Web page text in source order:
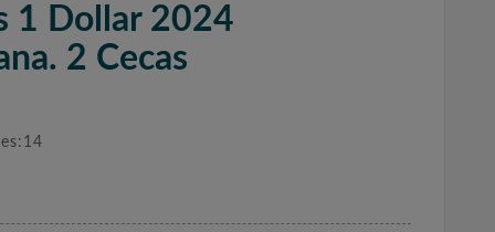
1 Dollar 2024
2 Cecas